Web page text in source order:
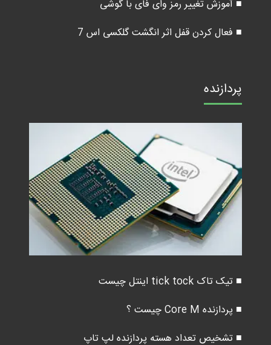
■ آموزش تغییر رمز وای فای با گوشی
■ فعال کردن قفل اثر انگشت گلکسی اس 7
پردازنده
■ تیک تاک tick tock اینتل چیست
■ پردازنده Core M چیست ؟
■ تشخیص تعداد هسته پردازنده لپ تاپ